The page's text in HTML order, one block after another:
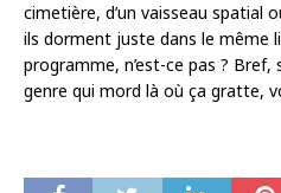
cimetière, d’un vaisseau spatial
ils dorment juste dans le même
programme, n’est-ce pas ? Bref,
genre qui mord là où ça gratte,